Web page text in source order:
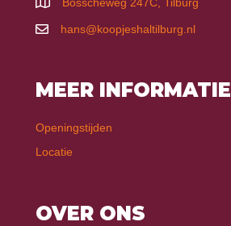
Bosscheweg 247C, Tilburg
hans@koopjeshaltilburg.nl
MEER INFORMATIE
Openingstijden
Locatie
OVER ONS